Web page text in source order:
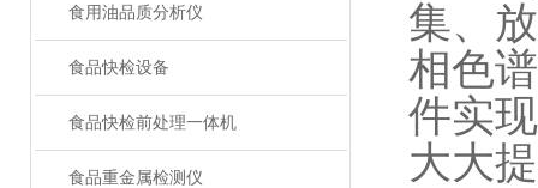
食用油品质分析仪
食品快检设备
食品快检前处理一体机
食品重金属检测仪
集、
相色
件实
大大